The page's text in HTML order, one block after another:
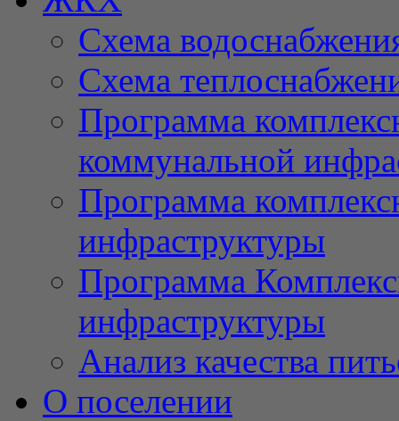
Схема
Схема
Программа
коммунальной
Программа
инфраструктуры
Программа
инфраструктуры
Анализ качества
О поселении